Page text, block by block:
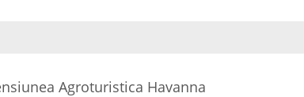
Agroturistica Havanna